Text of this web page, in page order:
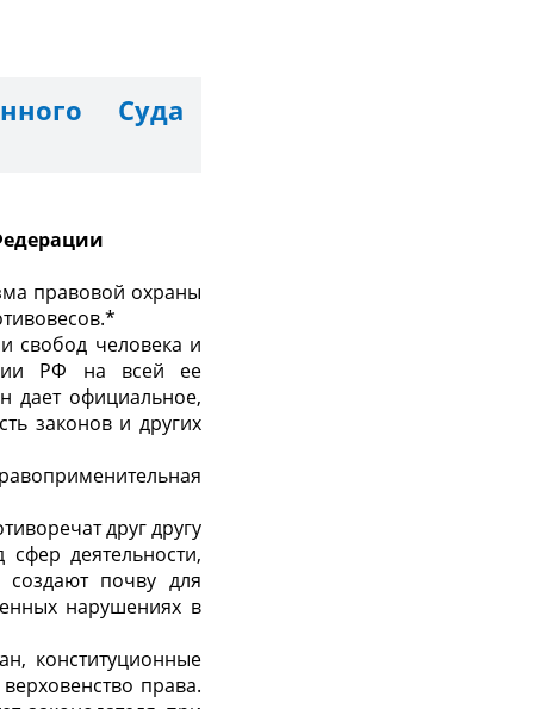
Суда
правовой охраны
свобод человека и
РФ на всей ее
дает официальное,
законов и других
друг другу
деятельности,
почву для
нарушениях в
конституционные
права.